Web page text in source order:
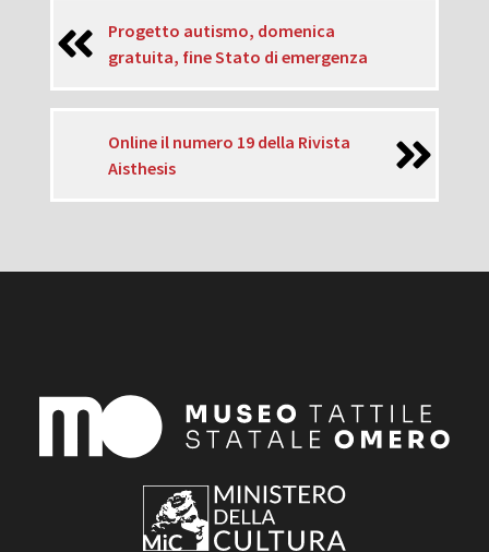
Progetto autismo, domenica
gratuita, fine Stato di emergenza
Online il numero 19 della Rivista
Aisthesis